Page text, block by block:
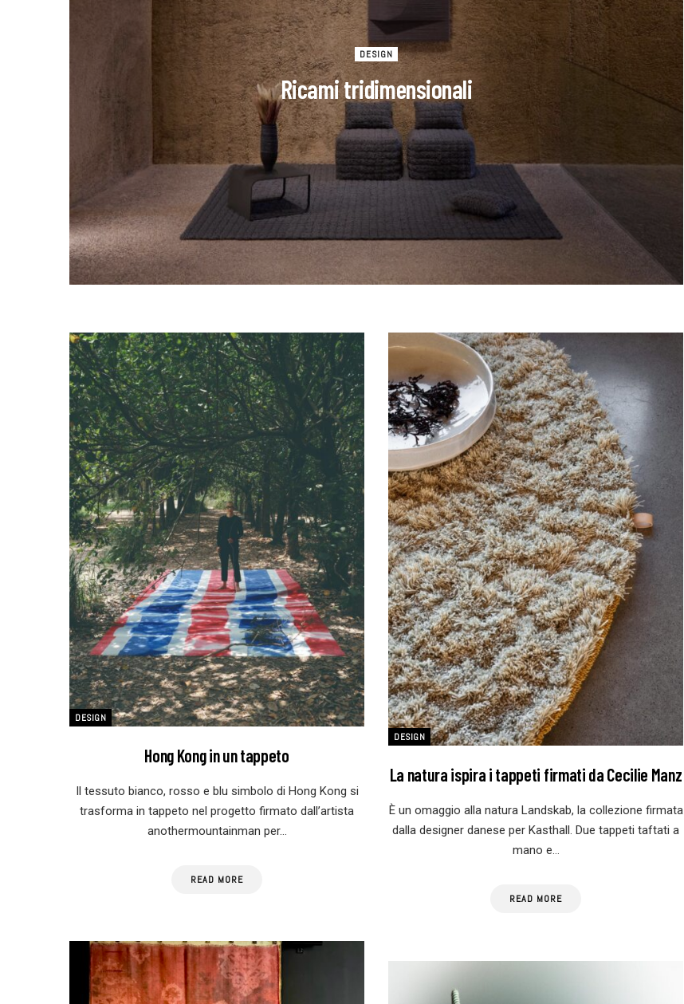
DESIGN
Ricami tridimensionali
DESIGN
Hong Kong in un tappeto
Il tessuto bianco, rosso e blu simbolo di Hong Kong si
trasforma in tappeto nel progetto firmato dall’artista
anothermountainman per…
READ MORE
DESIGN
La natura ispira i tappeti firmati da Cecilie Manz
È un omaggio alla natura Landskab, la collezione firmata
dalla designer danese per Kasthall. Due tappeti taftati a
mano e…
READ MORE